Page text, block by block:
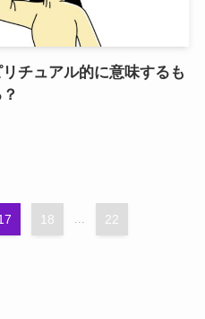
チュアル的に意味するも
18 22